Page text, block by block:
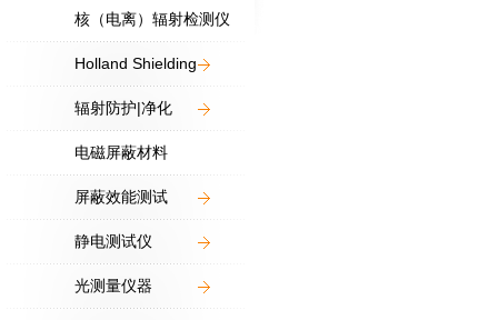
核（电离）辐射检测仪
Holland Shielding
辐射防护|净化
电磁屏蔽材料
屏蔽效能测试
静电测试仪
光测量仪器